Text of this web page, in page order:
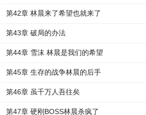
第42章 林晨来了希望也就来了
第43章 破局的办法
第44章 雪沫 林晨是我们的希望
第45章 生存的战争林晨的后手
第46章 虽千万人吾往矣
第47章 硬刚BOSS林晨杀疯了